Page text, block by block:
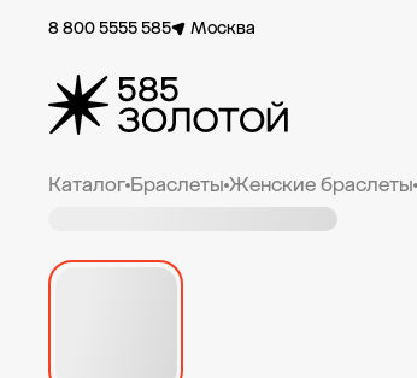
8 800 5555 585 Москва
Каталог Браслеты Женские браслеты